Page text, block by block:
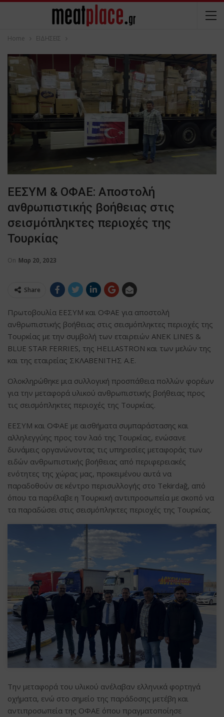
Home ΕΙΔΗΣΕΙΣ
ΕΕΣΥΜ & ΟΦΑΕ: Αποστολή
ανθρωπιστικής βοήθειας στις
σεισμόπληκτες περιοχές της
Τουρκίας
On Μαρ 20, 2023
Share
Πρωτοβουλία ΕΕΣΥΜ και ΟΦΑΕ για αποστολή
ανθρωπιστικής βοήθειας στις σεισμόπληκτες περιοχές της
Τουρκίας με την συμβολή των εταιρειών ΑΝΕΚ LINES &
ΒLUE STAR FERRIES, της HELLASTRON και των μελών της
και της εταιρείας ΣΚΛΑΒΕΝΙΤΗΣ Α.Ε.
Ολοκληρώθηκε μια συλλογική προσπάθεια πολλών φορέων
για την μεταφορά υλικού ανθρωπιστικής βοήθειας προς
τις σεισμόπληκτες περιοχές της Τουρκίας.
ΕΕΣΥΜ και ΟΦΑΕ με αισθήματα συμπαράστασης και
αλληλεγγύης προς τον λαό της Τουρκίας, ενώσανε
δυνάμεις οργανώνοντας τις υπηρεσίες μεταφοράς των
ειδών ανθρωπιστικής βοήθειας από περιφερειακές
ενότητες της χώρας μας, προκειμένου αυτά να
παραδοθούν σε κέντρο περισυλλογής στο Tekirdağ, από
όπου τα παρέλαβε η Τουρκική αντιπροσωπεία με σκοπό να
τα παραδώσει στις σεισμόπληκτες περιοχές της Τουρκίας.
Την μεταφορά του υλικού ανέλαβαν ελληνικά φορτηγά
οχήματα, ενώ στο σημείο της παράδοσης μετέβη και
αντιπροσωπεία της ΟΦΑΕ όπου πραγματοποίησε